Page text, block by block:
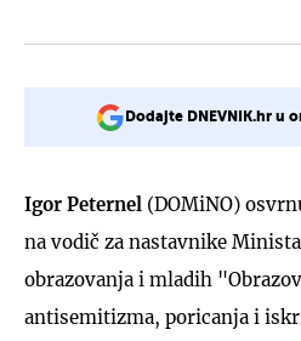
Dodajte DNEVNIK.hr u
Igor Peternel (DOMiNO)
na vodič za nastavnike
obrazovanja i mladih
antisemitizma, poricanja i